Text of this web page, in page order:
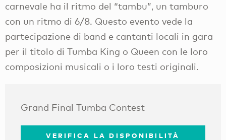
carnevale ha il ritmo del “tambu”, un tamburo
con un ritmo di 6/8. Questo evento vede la
partecipazione di band e cantanti locali in gara
per il titolo di Tumba King o Queen con le loro
composizioni musicali o i loro testi originali.
Grand Final Tumba Contest
VERIFICA LA DISPONIBILITÀ